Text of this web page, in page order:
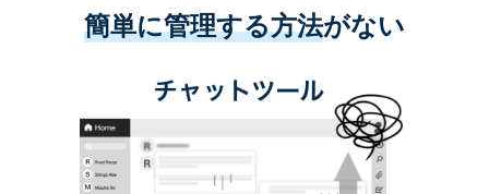
簡単に管理する方法がない